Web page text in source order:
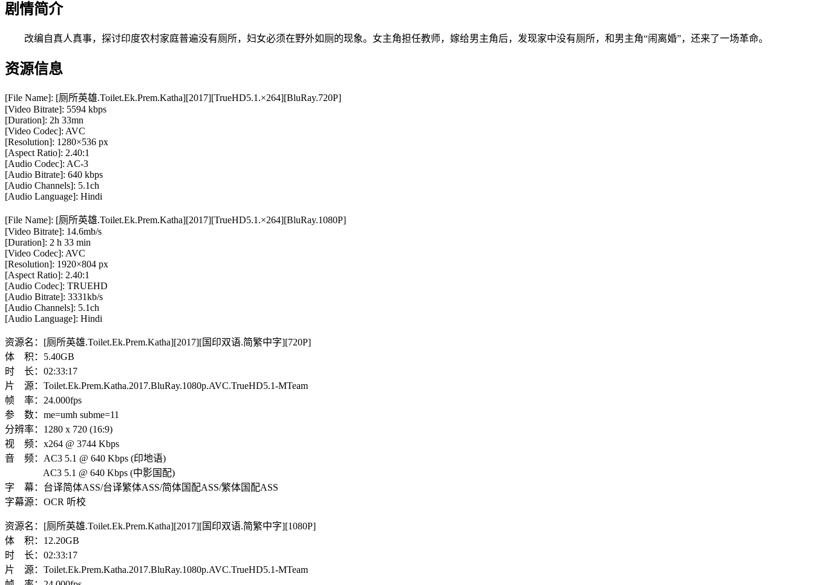
剧情简介
改编自真人真事，探讨印度农村家庭普遍没有厕所，妇女必须在野外如厕的现象。女主角担任教师，嫁给男主角后，发现家中没有厕所，和男主角“闹离婚”，还来了一场革命。
资源信息
[File Name]: [厕所英雄.Toilet.Ek.Prem.Katha][2017][TrueHD5.1.×264][BluRay.720P]
[Video Bitrate]: 5594 kbps
[Duration]: 2h 33mn
[Video Codec]: AVC
[Resolution]: 1280×536 px
[Aspect Ratio]: 2.40:1
[Audio Codec]: AC-3
[Audio Bitrate]: 640 kbps
[Audio Channels]: 5.1ch
[Audio Language]: Hindi
[File Name]: [厕所英雄.Toilet.Ek.Prem.Katha][2017][TrueHD5.1.×264][BluRay.1080P]
[Video Bitrate]: 14.6mb/s
[Duration]: 2 h 33 min
[Video Codec]: AVC
[Resolution]: 1920×804 px
[Aspect Ratio]: 2.40:1
[Audio Codec]: TRUEHD
[Audio Bitrate]: 3331kb/s
[Audio Channels]: 5.1ch
[Audio Language]: Hindi
资源名：[厕所英雄.Toilet.Ek.Prem.Katha][2017][国印双语.简繁中字][720P]
体 积：5.40GB
时 长：02:33:17
片 源：Toilet.Ek.Prem.Katha.2017.BluRay.1080p.AVC.TrueHD5.1-MTeam
帧 率：24.000fps
参 数：me=umh subme=11
分辨率：1280 x 720 (16:9)
视 频：x264 @ 3744 Kbps
音 频：AC3 5.1 @ 640 Kbps (印地语)
AC3 5.1 @ 640 Kbps (中影国配)
字 幕：台译简体ASS/台译繁体ASS/简体国配ASS/繁体国配ASS
字幕源：OCR 听校
资源名：[厕所英雄.Toilet.Ek.Prem.Katha][2017][国印双语.简繁中字][1080P]
体 积：12.20GB
时 长：02:33:17
片 源：Toilet.Ek.Prem.Katha.2017.BluRay.1080p.AVC.TrueHD5.1-MTeam